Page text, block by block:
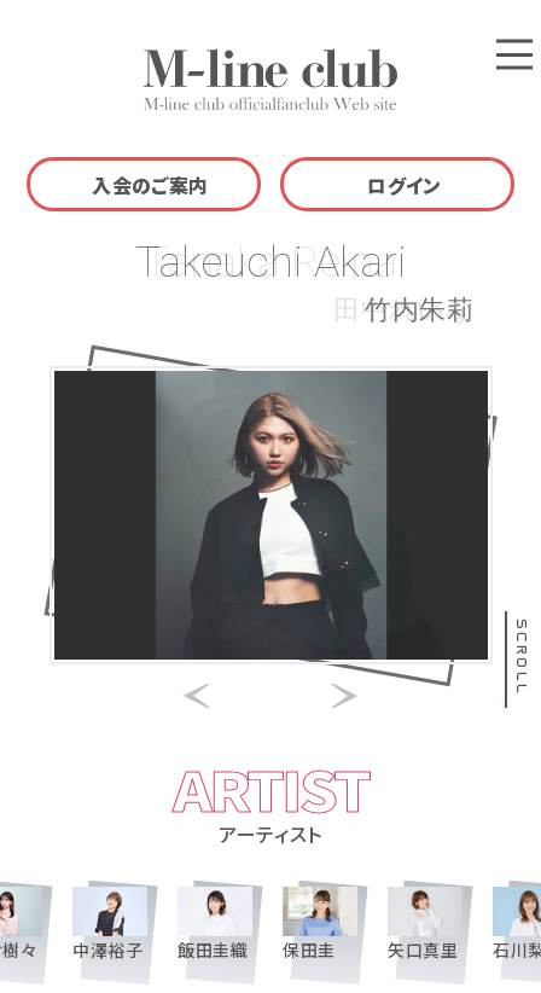
入会のご案内 ログイン
Yajima Maimi
矢島舞美
Tanaka Reina
田中れいな
Takeuchi Akari
竹内朱莉
Tsuji Nozomi
辻󠄀希美
Sudo Maasa
須藤茉麻
Sato Masaki
佐藤優樹
Ozeki Mai
小関舞
Takahashi Ai
高橋愛
Nakajima Saki
中島早貴
Sasaki Rikako
佐々木莉佳子
Iida Kaori
飯田圭織
Ishida Ayumi
石田亜佑美
Nakazawa Yuko
中澤裕子
Iikubo Haruna
飯窪春菜
Yasuda Kei
保田圭
Uemura Akari
植村あかり
Miyamoto Karin
宮本佳林
Asakura Kiki
浅倉樹々
Inaba Manaka
稲場愛香
Yaguchi Mari
矢口真里
Suzuki Airi
鈴木愛理
Miyazaki Yuka
宮崎由加
Fukumura Mizuki
譜久村聖
Ishikawa Rika
石川梨華
Yamagishi Riko
山岸理子
Morito Chisaki
森戸知沙希
Kumai Yurina
熊井友理奈
Katsuta Rina
勝田里奈
SCROLL
ARTIST
アーティスト
々 中澤裕子 飯田圭織 保田圭 矢口真里 石川